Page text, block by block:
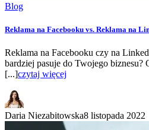
Blog
Reklama na Facebooku vs. Reklama na
Reklama na Facebooku czy na
bardziej pasuje do Twojego biznesu?
[...]czytaj więcej
Daria Niezabitowska8 listopada 2022